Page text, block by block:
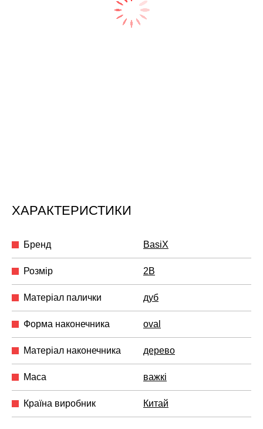
ХАРАКТЕРИСТИКИ
Бренд BasiX
Розмір 2B
Матеріал палички дуб
Форма наконечника oval
Матеріал наконечника дерево
Маса важкі
Країна виробник Китай